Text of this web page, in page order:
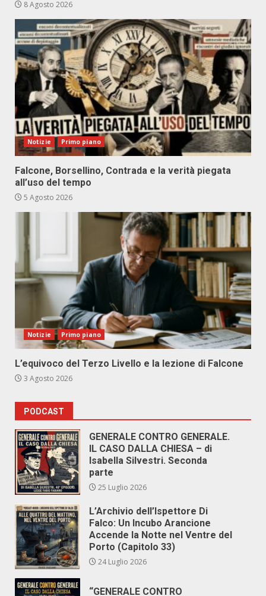
8 Agosto 2026
Notizie Primo piano
Falcone, Borsellino, Contrada e la verità piegata
all’uso del tempo
5 Agosto 2026
Notizie Primo piano
L’equivoco del Terzo Livello e la lezione di Falcone
3 Agosto 2026
PODCAST
GENERALE CONTRO GENERALE.
IL CASO DALLA CHIESA – di
Isabella Silvestri. Seconda
parte
25 Luglio 2026
L’Archivio dell’Ispettore Di
Falco: Un Incubo Arancione
Accende la Notte nel Ventre del
Porto (Capitolo 33)
24 Luglio 2026
“GENERALE CONTRO